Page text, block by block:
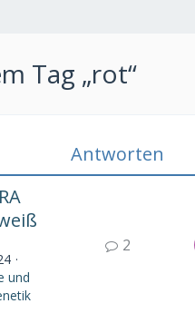
Tag „rot“
Antworten
und
2